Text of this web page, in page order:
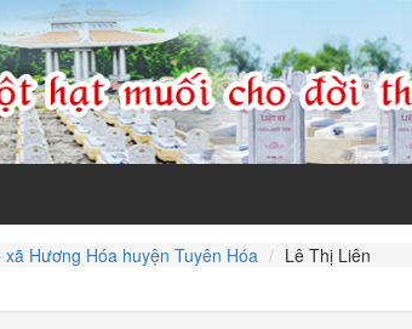
xã Hương Hóa huyện Tuyên Hóa Lê Thị Liên